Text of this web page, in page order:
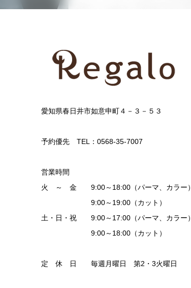
愛知県春日井市如意申町４－３－５３
予約優先 TEL：0568-35-7007
営業時間
火 ～ 金 9:00～18:00（パーマ、カラー）
9:00～19:00（カット）
土・日・祝 9:00～17:00（パーマ、カラー）
9:00～18:00（カット）
定 休 日 毎週月曜日 第2・3火曜日